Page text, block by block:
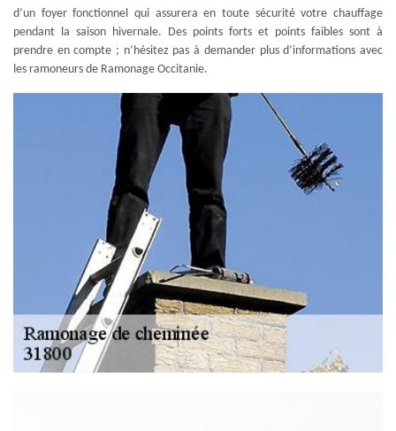
d’un foyer fonctionnel qui assurera en toute sécurité votre chauffage
pendant la saison hivernale. Des points forts et points faibles sont à
prendre en compte ; n’hésitez pas à demander plus d’informations avec
les ramoneurs de Ramonage Occitanie.